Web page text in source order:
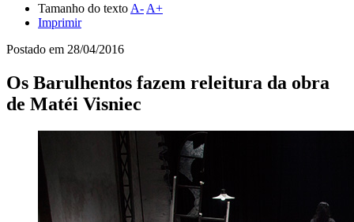
Tamanho do texto A- A+
Imprimir
Postado em 28/04/2016
Os Barulhentos fazem releitura da obra
de Matéi Visniec